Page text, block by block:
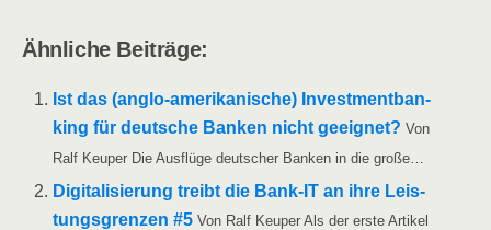
Ähn­li­che Beiträge:
Ist das (ang­­lo-ame­ri­­ka­­ni­­sche) Invest­ment­ban­
king für deut­sche Ban­ken nicht geeig­net? Von
Ralf Keu­per Die Aus­flü­ge deut­scher Ban­ken in die große…
Digi­ta­li­sie­rung treibt die Bank-IT an ihre Leis­
tungs­gren­zen #5 Von Ralf Keu­per Als der ers­te Arti­kel